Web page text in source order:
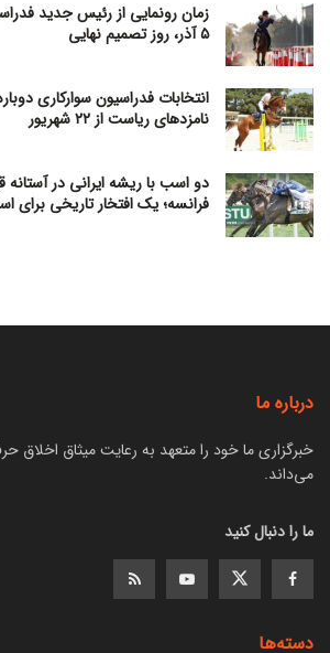
زمان رونمایی از رئیس جدید
۵ آذر، روز تصمیم نهایی
انتخابات فدراسیون سوارکاری
نامزدهای ریاست از ۲۲ شهریور
دو اسب با ریشه ایرانی در آستانه
فرانسه؛ یک افتخار تاریخی برای
درباره ما
خبرگزاری ما خود را متعهد به رعایت میثاق اخلاق
می‌داند.
ما را دنبال کنید
دسته‌ها